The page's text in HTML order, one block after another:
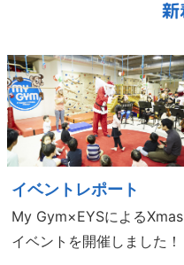
イベントレポート
My Gym×EYSによるXmas
イベントを開催しました！